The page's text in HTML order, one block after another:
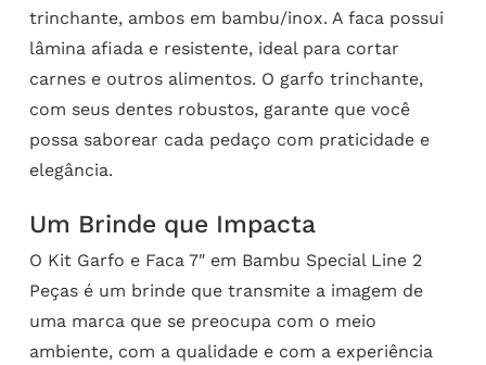
trinchante, ambos em bambu/inox. A faca possui
lâmina afiada e resistente, ideal para cortar
carnes e outros alimentos. O garfo trinchante,
com seus dentes robustos, garante que você
possa saborear cada pedaço com praticidade e
elegância.
Um Brinde que Impacta
O Kit Garfo e Faca 7″ em Bambu Special Line 2
Peças é um brinde que transmite a imagem de
uma marca que se preocupa com o meio
ambiente, com a qualidade e com a experiência